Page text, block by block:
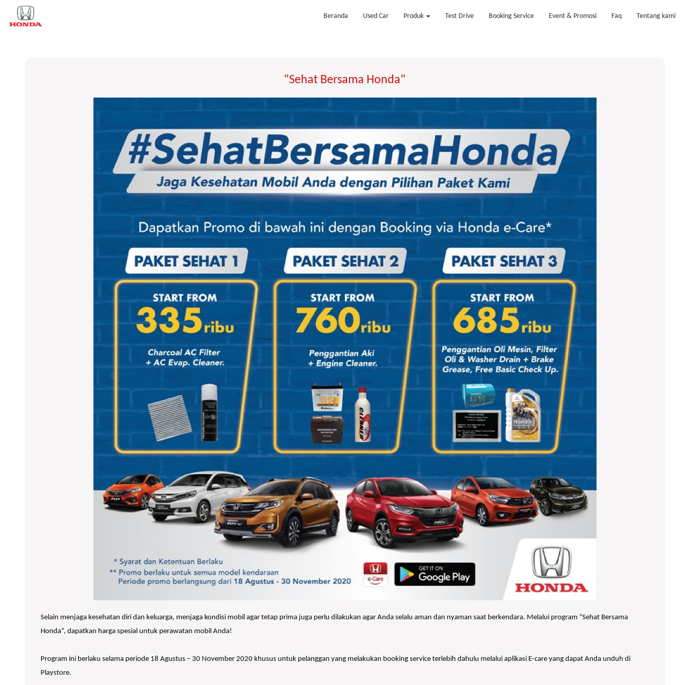
Beranda Used Car Produk Test Drive Booking Service Event & Promosi Faq Tentang kami
"Sehat Bersama Honda"
Selain menjaga kesehatan diri dan keluarga, menjaga kondisi mobil agar tetap prima juga perlu dilakukan agar Anda selalu aman dan nyaman saat berkendara. Melalui program “Sehat Bersama
Honda”, dapatkan harga spesial untuk perawatan mobil Anda!
Program ini berlaku selama periode 18 Agustus – 30 November 2020 khusus untuk pelanggan yang melakukan booking service terlebih dahulu melalui aplikasi E-care yang dapat Anda unduh di
Playstore.